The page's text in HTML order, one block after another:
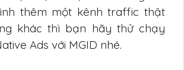
thêm một kênh traffic thật
khác thì bạn hãy thử chạy
Ads với MGID nhé.